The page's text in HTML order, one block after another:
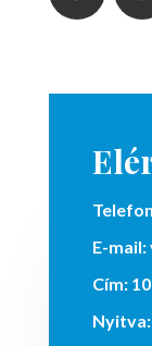
E-mail:
Cím:
Nyitva: